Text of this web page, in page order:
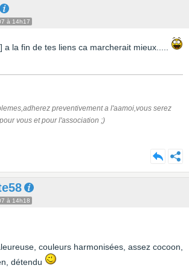
à 14h17
a la fin de tes liens ca marcherait mieux.....
preventivement a l'aamoi,vous serez
vous et pour l'association ;)
à 14h18
couleurs harmonisées, assez cocoon,
détendu